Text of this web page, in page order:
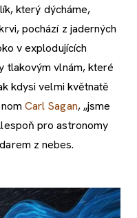
který dýcháme,
pochází z jaderných
v explodujících
tlakovým vlnám, které
kdysi velmi květnatě
Carl Sagan, „jsme
pro astronomy
z nebes.